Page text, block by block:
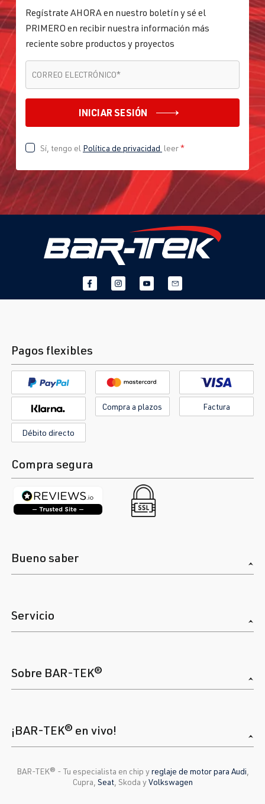
Regístrate AHORA en nuestro boletín y sé el
PRIMERO en recibir nuestra información más
reciente sobre productos y proyectos
CORREO ELECTRÓNICO*
INICIAR SESIÓN
Sí, tengo el Política de privacidad leer*
Pagos flexibles
Compra a plazos Factura
Débito directo
Compra segura
Bueno saber
Servicio
Sobre BAR-TEK®
¡BAR-TEK® en vivo!
BAR-TEK®️ - Tu especialista en chip yreglaje de motor para Audi
Cupra, Seat, Skoda yVolkswagen